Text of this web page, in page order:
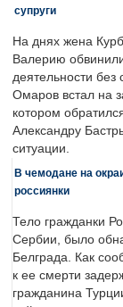
супруги
На днях жена
Валерию
деятельности без
Омаров встал на
котором
Александру
ситуации.
В чемодане на
россиянки
Тело гражданки
Сербии, было
Белграда. Как
к ее смерти
гражданина